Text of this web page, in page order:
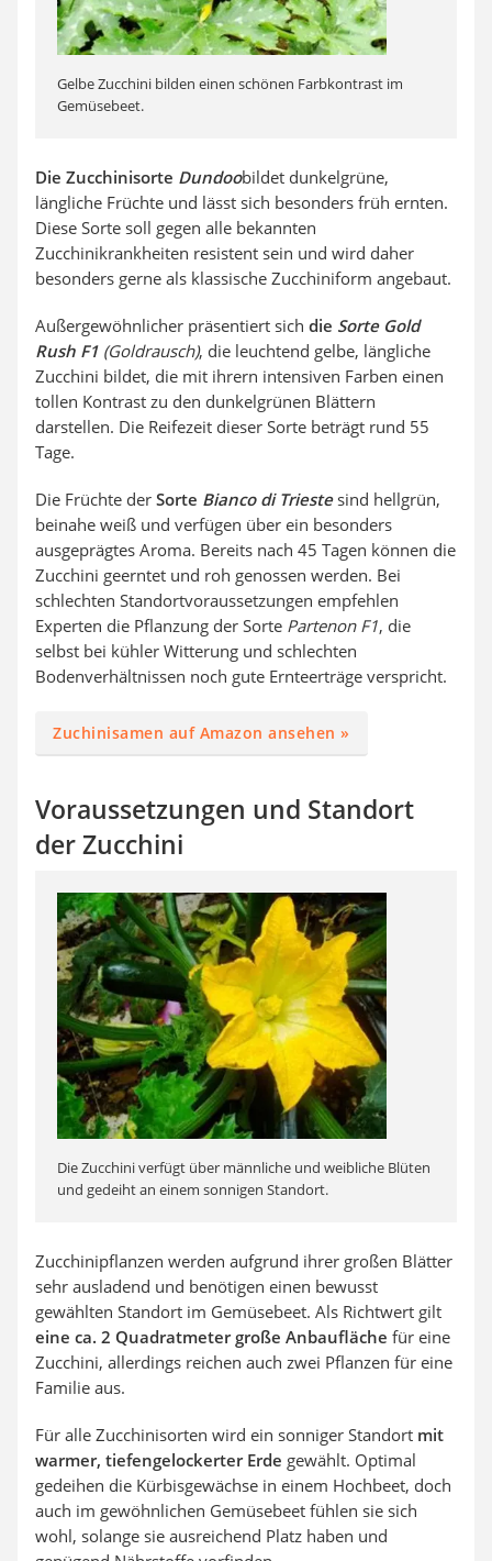
Gelbe Zucchini bilden einen schönen Farbkontrast im
Gemüsebeet.
Die Zucchinisorte Dundoobildet dunkelgrüne,
längliche Früchte und lässt sich besonders früh ernten.
Diese Sorte soll gegen alle bekannten
Zucchinikrankheiten resistent sein und wird daher
besonders gerne als klassische Zucchiniform angebaut.
Außergewöhnlicher präsentiert sich die Sorte Gold
Rush F1 (Goldrausch), die leuchtend gelbe, längliche
Zucchini bildet, die mit ihrern intensiven Farben einen
tollen Kontrast zu den dunkelgrünen Blättern
darstellen. Die Reifezeit dieser Sorte beträgt rund 55
Tage.
Die Früchte der Sorte Bianco di Triestesind hellgrün,
beinahe weiß und verfügen über ein besonders
ausgeprägtes Aroma. Bereits nach 45 Tagen können die
Zucchini geerntet und roh genossen werden. Bei
schlechten Standortvoraussetzungen empfehlen
Experten die Pflanzung der Sorte Partenon F1, die
selbst bei kühler Witterung und schlechten
Bodenverhältnissen noch gute Ernteerträge verspricht.
Zuchinisamen auf Amazon ansehen »
Voraussetzungen und Standort
der Zucchini
Die Zucchini verfügt über männliche und weibliche Blüten
und gedeiht an einem sonnigen Standort.
Zucchinipflanzen werden aufgrund ihrer großen Blätter
sehr ausladend und benötigen einen bewusst
gewählten Standort im Gemüsebeet. Als Richtwert gilt
eine ca. 2 Quadratmeter große Anbaufläche für eine
Zucchini, allerdings reichen auch zwei Pflanzen für eine
Familie aus.
Für alle Zucchinisorten wird ein sonniger Standort mit
warmer, tiefengelockerter Erde gewählt. Optimal
gedeihen die Kürbisgewächse in einem Hochbeet, doch
auch im gewöhnlichen Gemüsebeet fühlen sie sich
wohl, solange sie ausreichend Platz haben und